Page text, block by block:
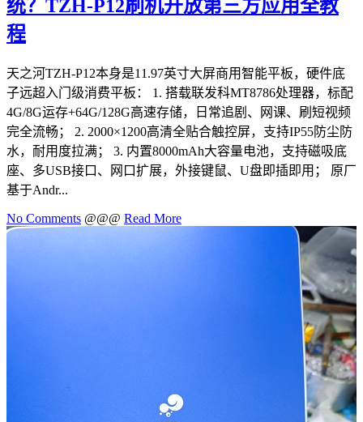
统？TZH-P12刷机开放第三方应用全教
程
天之河TZH-P12本身是11.97英寸大屏商用智能平板，硬件底
子远超入门级消费平板： 1. 搭载联发科MT8786处理器，标配
4G/8G运存+64G/128G高速存储，日常追剧、网课、刷短视频
完全流畅； 2. 2000×1200高清全贴合触控屏，支持IP55防尘防
水，耐用度拉满； 3. 内置8000mAh大容量电池，支持磁吸底
座、多USB接口、网口扩展，外接键鼠、U盘即插即用； 原厂
基于Andr...
No Comments @@@ Read More